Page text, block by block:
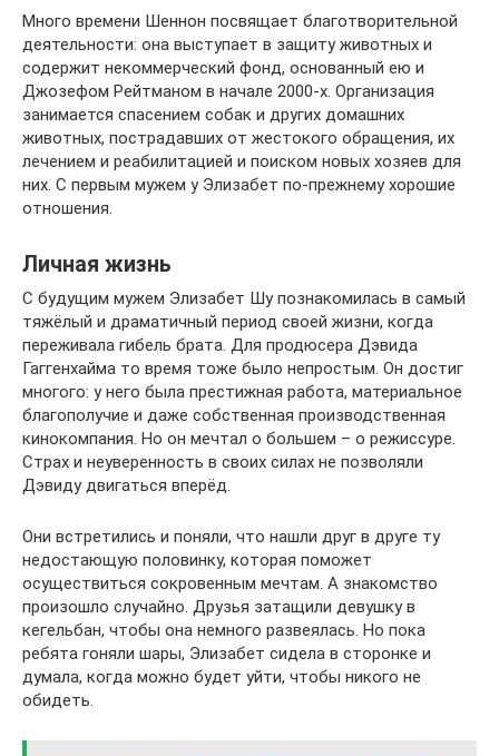
Много времени Шеннон посвящает благотворительной
деятельности: она выступает в защиту животных и
содержит некоммерческий фонд, основанный ею и
Джозефом Рейтманом в начале 2000-х. Организация
занимается спасением собак и других домашних
животных, пострадавших от жестокого обращения, их
лечением и реабилитацией и поиском новых хозяев для
них. С первым мужем у Элизабет по-прежнему хорошие
отношения.
Личная жизнь
С будущим мужем Элизабет Шу познакомилась в самый
тяжёлый и драматичный период своей жизни, когда
переживала гибель брата. Для продюсера Дэвида
Гаггенхайма то время тоже было непростым. Он достиг
многого: у него была престижная работа, материальное
благополучие и даже собственная производственная
кинокомпания. Но он мечтал о большем – о режиссуре.
Страх и неуверенность в своих силах не позволяли
Дэвиду двигаться вперёд.
Они встретились и поняли, что нашли друг в друге ту
недостающую половинку, которая поможет
осуществиться сокровенным мечтам. А знакомство
произошло случайно. Друзья затащили девушку в
кегельбан, чтобы она немного развеялась. Но пока
ребята гоняли шары, Элизабет сидела в сторонке и
думала, когда можно будет уйти, чтобы никого не
обидеть.